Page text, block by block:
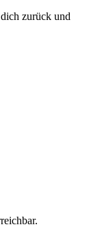
zurück und